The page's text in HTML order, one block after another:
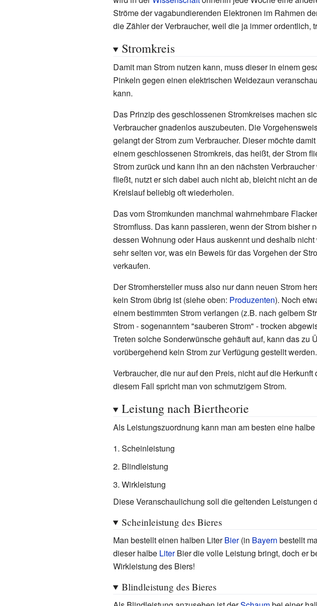
Ströme der vagabundierenden Elektronen im Rahmen
die Zähler der Verbraucher, weil die ja immer ordentlich,
Stromkreis
Damit man Strom nutzen kann, muss dieser in einem
Pinkeln gegen einen elektrischen Weidezaun
kann.
Das Prinzip des geschlossenen Stromkreises machen
Verbraucher gnadenlos auszubeuten. Die
gelangt der Strom zum Verbraucher. Dieser möchte
einem geschlossenen Stromkreis, das heißt, der Strom
Strom zurück und kann ihn an den nächsten
fließt, nutzt er sich dabei auch nicht ab, bleicht nicht an
Kreislauf beliebig oft wiederholen.
Das vom Stromkunden manchmal wahrnehmbare
Stromfluss. Das kann passieren, wenn der Strom bisher
dessen Wohnung oder Haus auskennt und deshalb
sehr selten vor, was ein Beweis für das Vorgehen der
verkaufen.
Der Stromhersteller muss also nur dann neuen Strom
kein Strom übrig ist (siehe oben: Produzenten). Noch
einem bestimmten Strom verlangen (z.B. nach gelbem
Strom - sogenanntem "sauberen Strom" - trocken
Treten solche Sonderwünsche gehäuft auf, kann das zu
vorübergehend kein Strom zur Verfügung gestellt
Verbraucher, die nur auf den Preis, nicht auf die
diesem Fall spricht man von schmutzigem Strom.
Leistung nach Biertheorie
Als Leistungszuordnung kann man am besten eine
Scheinleistung
Blindleistung
Wirkleistung
Diese Veranschaulichung soll die geltenden Leistungen
Scheinleistung des Bieres
Man bestellt einen halben LiterBier(in Bayern bestellt
dieser halbe LiterBier die volle Leistung bringt, doch er
Wirkleistung des Biers!
Blindleistung des Bieres